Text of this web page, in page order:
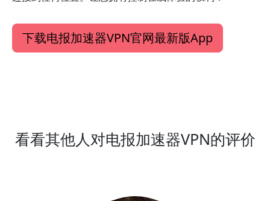
下载电报加速器VPN官网最新版App
看看其他人对电报加速器VPN的评价